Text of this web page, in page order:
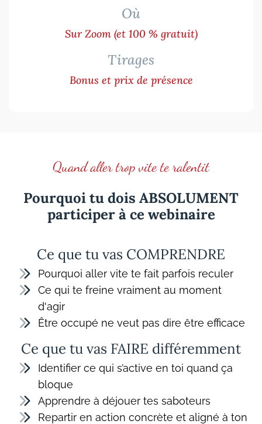
Où
Sur Zoom (et 100 % gratuit)
Tirages
Bonus et prix de présence
Quand aller trop vite te ralentit
Pourquoi tu dois ABSOLUMENT
participer à ce webinaire
Ce que tu vas COMPRENDRE
Pourquoi aller vite te fait parfois reculer
Ce qui te freine vraiment au moment
d'agir
Être occupé ne veut pas dire être efficace
Ce que tu vas FAIRE différemment
Identifier ce qui s’active en toi quand ça
bloque
Apprendre à déjouer tes saboteurs
Repartir en action concrète et aligné à ton